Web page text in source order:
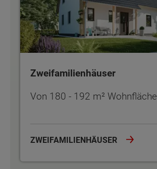
Zweifamilienhäuser
Von 180 - 192 m² Wohnfläche
ZWEIFAMILIENHÄUSER